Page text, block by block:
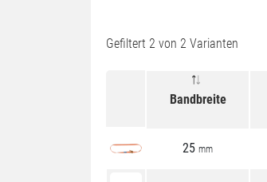
Gefiltert 2 von 2 Varianten
Bandbreite
25 mm